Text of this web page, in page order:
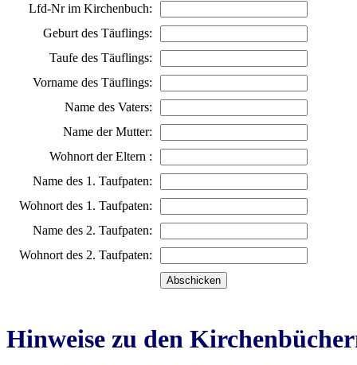
Lfd-Nr im Kirchenbuch:
Geburt des Täuflings:
Taufe des Täuflings:
Vorname des Täuflings:
Name des Vaters:
Name der Mutter:
Wohnort der Eltern :
Name des 1. Taufpaten:
Wohnort des 1. Taufpaten:
Name des 2. Taufpaten:
Wohnort des 2. Taufpaten:
Hinweise zu den